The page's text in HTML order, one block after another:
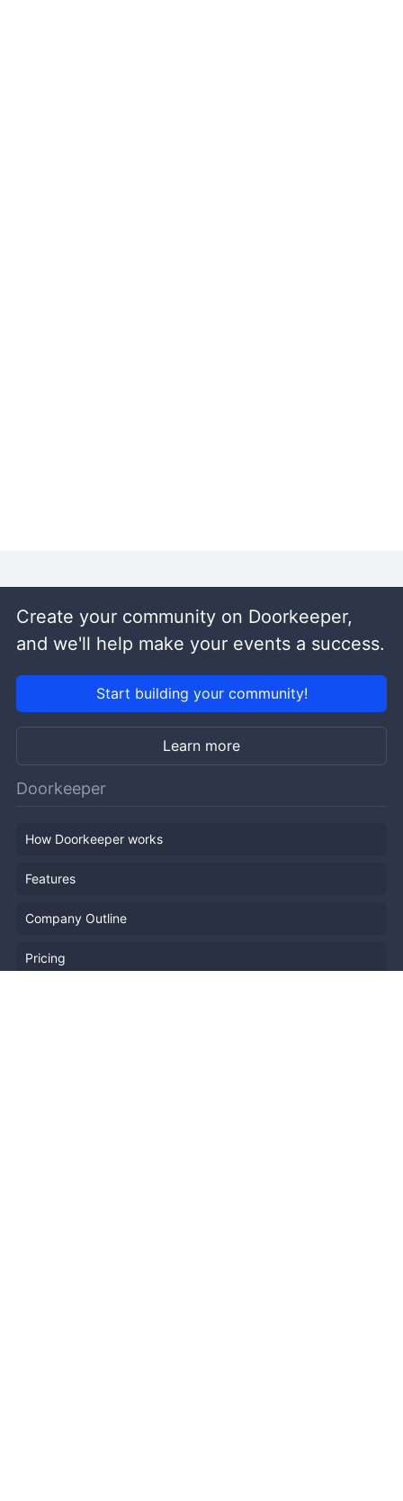
Create your community on Doorkeeper,
and we'll help make your events a success.
Start building your community!
Learn more
Doorkeeper
How Doorkeeper works
Features
Company Outline
Pricing